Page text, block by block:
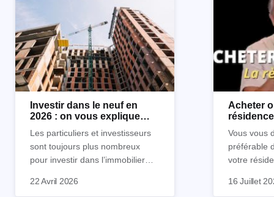
Investir dans le neuf en
2026 : on vous explique
Les particuliers et investisseurs
sont toujours plus nombreux
pour investir dans l’immobilier
nombreux avantages à choisir ce
22 Avril 2026
Acheter
Vous vous
préférable
votre
pour
16 Juillet